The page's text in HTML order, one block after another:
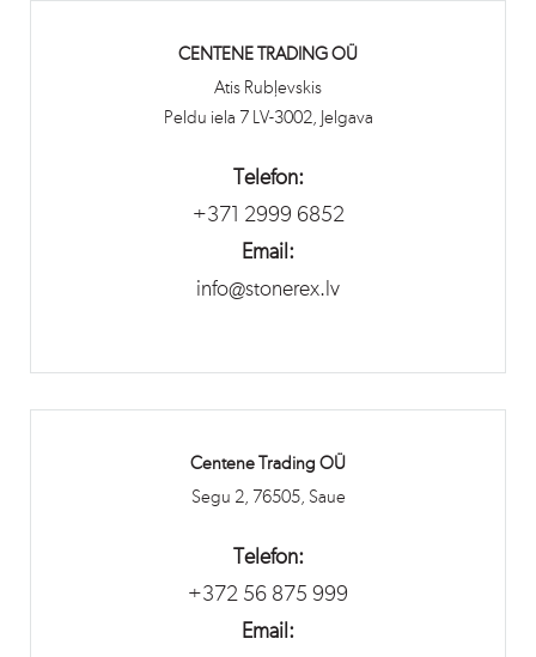
CENTENE TRADING OÜ
Atis Rubļevskis
Peldu iela 7 LV-3002, Jelgava
Telefon:
+371 2999 6852
Email:
info@stonerex.lv
Centene Trading OÜ
Segu 2, 76505, Saue
Telefon:
+372 56 875 999
Email: